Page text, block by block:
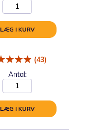
LÆG I KURV
(43)
Antal:
LÆG I KURV